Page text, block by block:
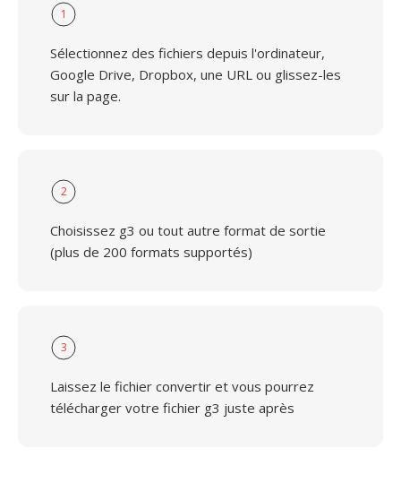
1
Sélectionnez des fichiers depuis l'ordinateur,
Google Drive, Dropbox, une URL ou glissez-les
sur la page.
2
Choisissez g3 ou tout autre format de sortie
(plus de 200 formats supportés)
3
Laissez le fichier convertir et vous pourrez
télécharger votre fichier g3 juste après